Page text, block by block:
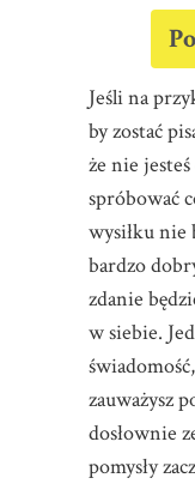
Jeśli na
by zostać
że nie
spróbować
wysiłku nie
bardzo
zdanie
w siebie.
zauważysz
dosłownie
pomysły